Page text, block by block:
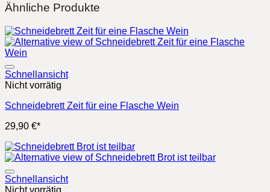
Ähnliche Produkte
Schnellansicht
Nicht vorrätig
Schneidebrett Zeit für eine Flasche Wein
29,90 €*
Schnellansicht
Nicht vorrätig